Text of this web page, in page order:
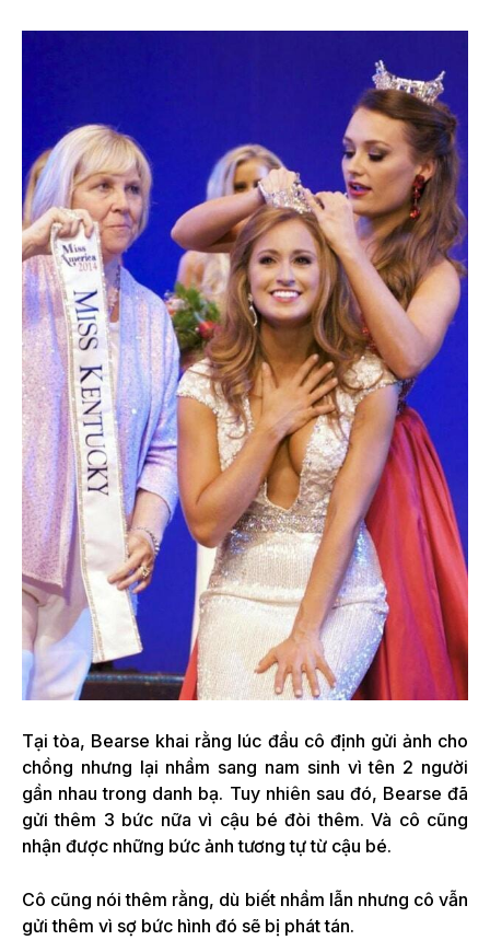
Tại tòa, Bearse khai rằng lúc đầu cô định gửi ảnh cho
chồng nhưng lại nhầm sang nam sinh vì tên 2 người
gần nhau trong danh bạ. Tuy nhiên sau đó, Bearse đã
gửi thêm 3 bức nữa vì cậu bé đòi thêm. Và cô cũng
nhận được những bức ảnh tương tự từ cậu bé.
Cô cũng nói thêm rằng, dù biết nhầm lẫn nhưng cô vẫn
gửi thêm vì sợ bức hình đó sẽ bị phát tán.